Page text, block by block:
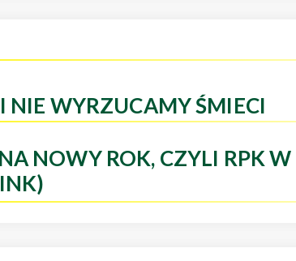
NIE WYRZUCAMY ŚMIECI
NOWY ROK, CZYLI RPK W